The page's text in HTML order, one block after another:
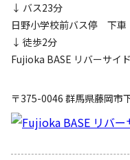
↓ バス23分
日野小学校前バス停 下車
↓ 徒歩2分
Fujioka BASE リバーサイド
〒375-0046 群馬県藤岡市